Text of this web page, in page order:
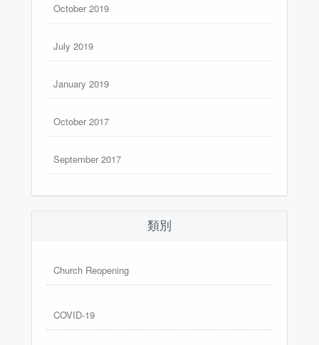
October 2019
July 2019
January 2019
October 2017
September 2017
類別
Church Reopening
COVID-19